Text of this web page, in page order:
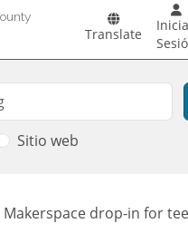
Translate
Sitio web
enlaces de
Makerspace drop-in for